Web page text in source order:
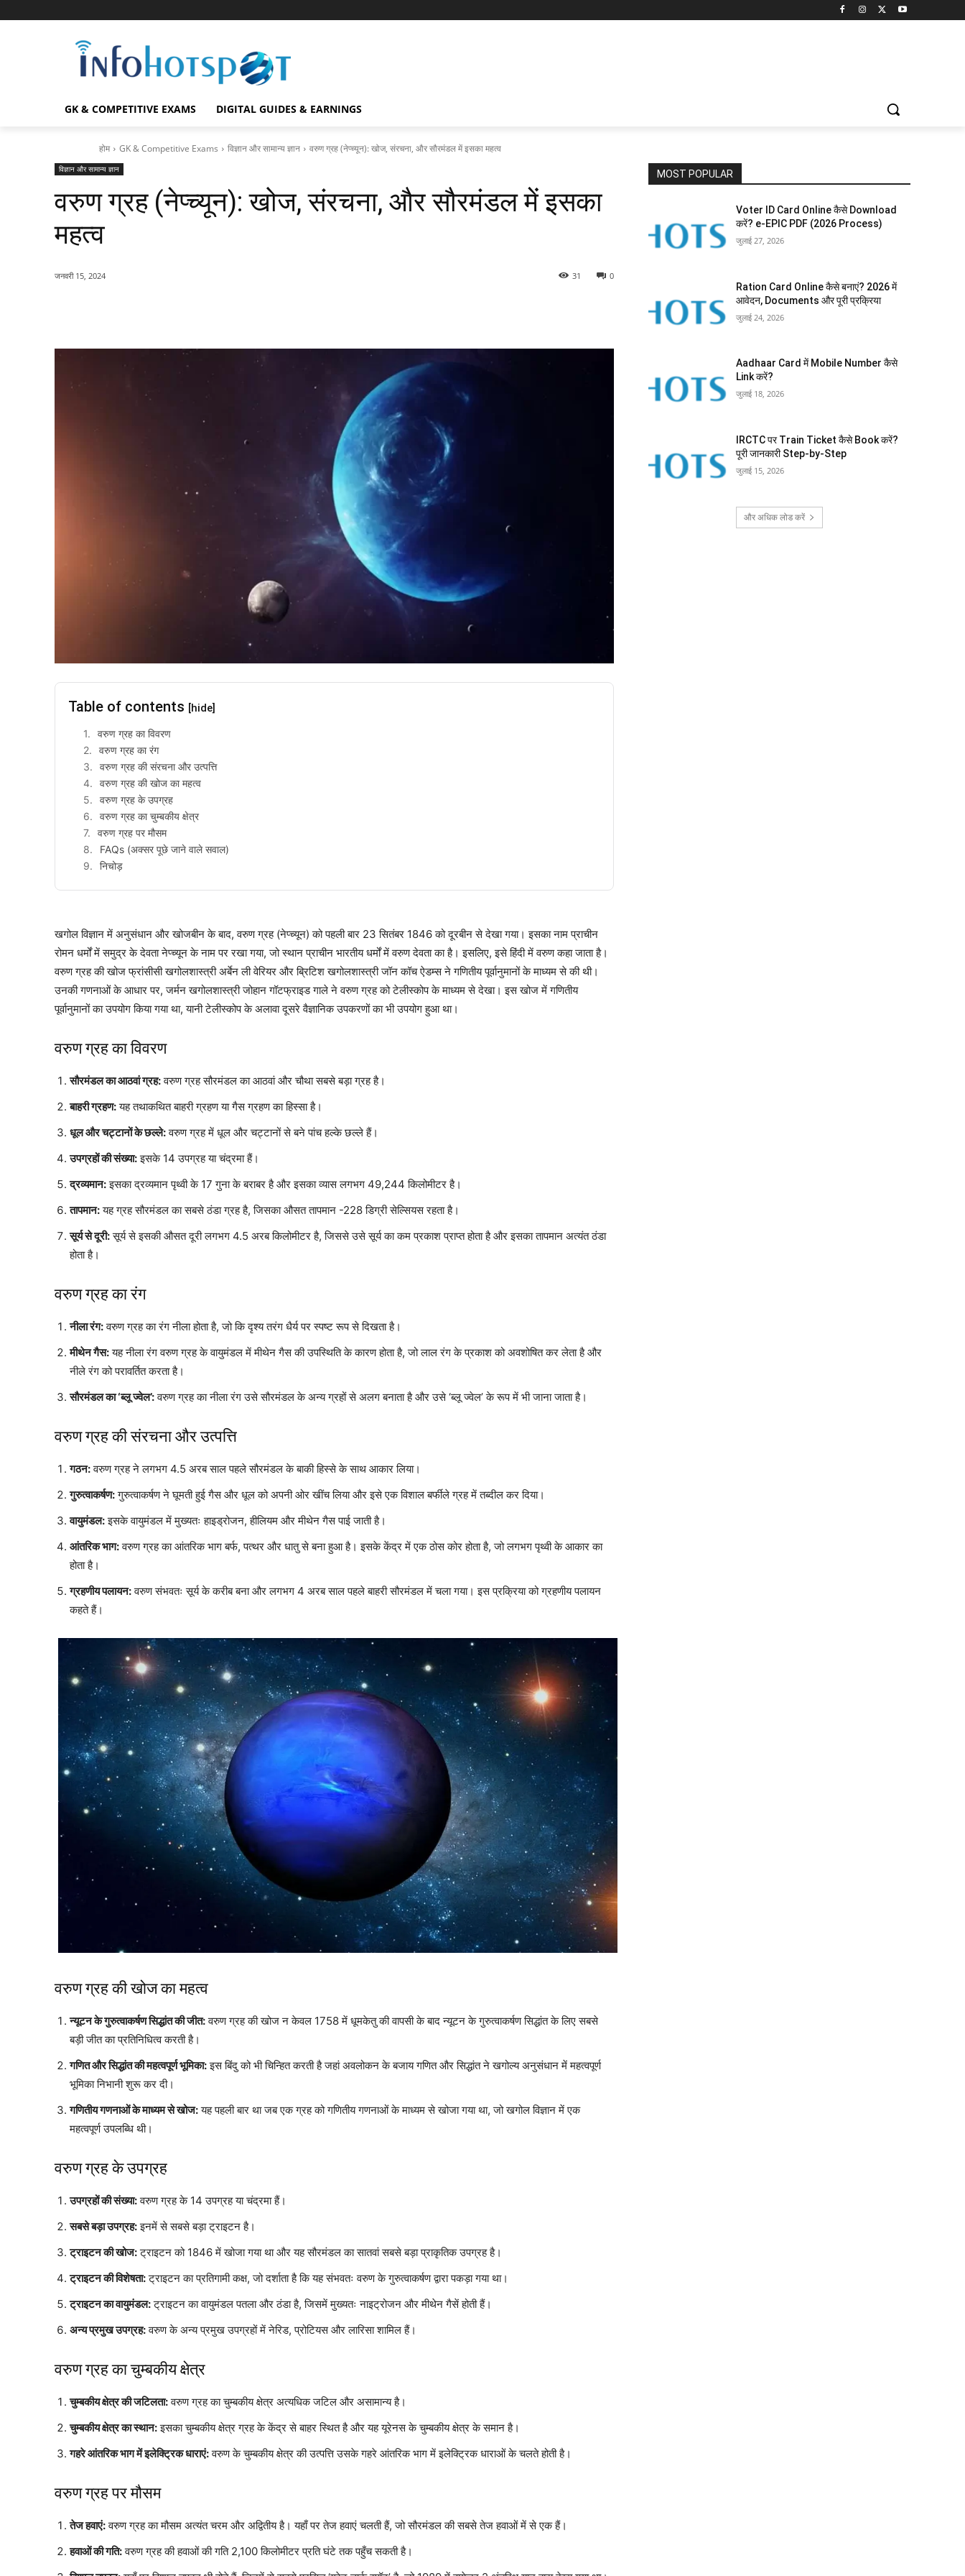
GK & COMPETITIVE EXAMS DIGITAL GUIDES & EARNINGS
होम GK & Competitive Exams विज्ञान और सामान्य ज्ञान वरुण ग्रह (नेप्च्यून): खोज, संरचना, और सौरमंडल में इसका महत्व
विज्ञान और सामान्य ज्ञान
वरुण ग्रह (नेप्च्यून): खोज, संरचना, और सौरमंडल में इसका
महत्व
जनवरी 15, 2024 0
31
Table of contents [hide]
वरुण ग्रह का विवरण
वरुण ग्रह का रंग
वरुण ग्रह की संरचना और उत्पत्ति
वरुण ग्रह की खोज का महत्व
वरुण ग्रह के उपग्रह
वरुण ग्रह का चुम्बकीय क्षेत्र
वरुण ग्रह पर मौसम
FAQs (अक्सर पूछे जाने वाले सवाल)
निचोड़
खगोल विज्ञान में अनुसंधान और खोजबीन के बाद, वरुण ग्रह (नेप्च्यून) को पहली बार 23 सितंबर 1846 को दूरबीन से देखा गया। इसका नाम प्राचीन
रोमन धर्मों में समुद्र के देवता नेप्च्यून के नाम पर रखा गया, जो स्थान प्राचीन भारतीय धर्मों में वरुण देवता का है। इसलिए, इसे हिंदी में वरुण कहा जाता है।
वरुण ग्रह की खोज फ्रांसीसी खगोलशास्त्री अर्बेन ली वेरियर और ब्रिटिश खगोलशास्त्री जॉन कॉच ऐडम्स ने गणितीय पूर्वानुमानों के माध्यम से की थी।
उनकी गणनाओं के आधार पर, जर्मन खगोलशास्त्री जोहान गॉटफ्राइड गाले ने वरुण ग्रह को टेलीस्कोप के माध्यम से देखा। इस खोज में गणितीय
पूर्वानुमानों का उपयोग किया गया था, यानी टेलीस्कोप के अलावा दूसरे वैज्ञानिक उपकरणों का भी उपयोग हुआ था।
वरुण ग्रह का विवरण
सौरमंडल का आठवां ग्रह:वरुण ग्रह सौरमंडल का आठवां और चौथा सबसे बड़ा ग्रह है।
बाहरी ग्रहण:यह तथाकथित बाहरी ग्रहण या गैस ग्रहण का हिस्सा है।
धूल और चट्टानों के छल्ले:वरुण ग्रह में धूल और चट्टानों से बने पांच हल्के छल्ले हैं।
उपग्रहों की संख्या:इसके 14 उपग्रह या चंद्रमा हैं।
द्रव्यमान:इसका द्रव्यमान पृथ्वी के 17 गुना के बराबर है और इसका व्यास लगभग 49,244 किलोमीटर है।
तापमान:यह ग्रह सौरमंडल का सबसे ठंडा ग्रह है, जिसका औसत तापमान -228 डिग्री सेल्सियस रहता है।
सूर्य से दूरी:सूर्य से इसकी औसत दूरी लगभग 4.5 अरब किलोमीटर है, जिससे उसे सूर्य का कम प्रकाश प्राप्त होता है और इसका तापमान अत्यंत ठंडा
होता है।
वरुण ग्रह का रंग
नीला रंग:वरुण ग्रह का रंग नीला होता है, जो कि दृश्य तरंग धैर्य पर स्पष्ट रूप से दिखता है।
मीथेन गैस:यह नीला रंग वरुण ग्रह के वायुमंडल में मीथेन गैस की उपस्थिति के कारण होता है, जो लाल रंग के प्रकाश को अवशोषित कर लेता है और
नीले रंग को परावर्तित करता है।
सौरमंडल का ‘ब्लू ज्वेल’:वरुण ग्रह का नीला रंग उसे सौरमंडल के अन्य ग्रहों से अलग बनाता है और उसे ‘ब्लू ज्वेल’ के रूप में भी जाना जाता है।
वरुण ग्रह की संरचना और उत्पत्ति
गठन:वरुण ग्रह ने लगभग 4.5 अरब साल पहले सौरमंडल के बाकी हिस्से के साथ आकार लिया।
गुरुत्वाकर्षण:गुरुत्वाकर्षण ने घूमती हुई गैस और धूल को अपनी ओर खींच लिया और इसे एक विशाल बर्फीले ग्रह में तब्दील कर दिया।
वायुमंडल:इसके वायुमंडल में मुख्यतः हाइड्रोजन, हीलियम और मीथेन गैस पाई जाती है।
आंतरिक भाग:वरुण ग्रह का आंतरिक भाग बर्फ, पत्थर और धातु से बना हुआ है। इसके केंद्र में एक ठोस कोर होता है, जो लगभग पृथ्वी के आकार का
होता है।
ग्रहणीय पलायन:वरुण संभवतः सूर्य के करीब बना और लगभग 4 अरब साल पहले बाहरी सौरमंडल में चला गया। इस प्रक्रिया को ग्रहणीय पलायन
कहते हैं।
वरुण ग्रह की खोज का महत्व
न्यूटन के गुरुत्वाकर्षण सिद्धांत की जीत:वरुण ग्रह की खोज न केवल 1758 में धूमकेतु की वापसी के बाद न्यूटन के गुरुत्वाकर्षण सिद्धांत के लिए सबसे
बड़ी जीत का प्रतिनिधित्व करती है।
गणित और सिद्धांत की महत्वपूर्ण भूमिका:इस बिंदु को भी चिन्हित करती है जहां अवलोकन के बजाय गणित और सिद्धांत ने खगोल्य अनुसंधान में महत्वपूर्ण
भूमिका निभानी शुरू कर दी।
गणितीय गणनाओं के माध्यम से खोज:यह पहली बार था जब एक ग्रह को गणितीय गणनाओं के माध्यम से खोजा गया था, जो खगोल विज्ञान में एक
महत्वपूर्ण उपलब्धि थी।
वरुण ग्रह के उपग्रह
उपग्रहों की संख्या:वरुण ग्रह के 14 उपग्रह या चंद्रमा हैं।
सबसे बड़ा उपग्रह:इनमें से सबसे बड़ा ट्राइटन है।
ट्राइटन की खोज:ट्राइटन को 1846 में खोजा गया था और यह सौरमंडल का सातवां सबसे बड़ा प्राकृतिक उपग्रह है।
ट्राइटन की विशेषता:ट्राइटन का प्रतिगामी कक्ष, जो दर्शाता है कि यह संभवतः वरुण के गुरुत्वाकर्षण द्वारा पकड़ा गया था।
ट्राइटन का वायुमंडल:ट्राइटन का वायुमंडल पतला और ठंडा है, जिसमें मुख्यतः नाइट्रोजन और मीथेन गैसें होती हैं।
अन्य प्रमुख उपग्रह:वरुण के अन्य प्रमुख उपग्रहों में नेरिड, प्रोटियस और लारिसा शामिल हैं।
वरुण ग्रह का चुम्बकीय क्षेत्र
चुम्बकीय क्षेत्र की जटिलता:वरुण ग्रह का चुम्बकीय क्षेत्र अत्यधिक जटिल और असामान्य है।
चुम्बकीय क्षेत्र का स्थान:इसका चुम्बकीय क्षेत्र ग्रह के केंद्र से बाहर स्थित है और यह यूरेनस के चुम्बकीय क्षेत्र के समान है।
गहरे आंतरिक भाग में इलेक्ट्रिक धाराएं:वरुण के चुम्बकीय क्षेत्र की उत्पत्ति उसके गहरे आंतरिक भाग में इलेक्ट्रिक धाराओं के चलते होती है।
वरुण ग्रह पर मौसम
तेज हवाएं:वरुण ग्रह का मौसम अत्यंत चरम और अद्वितीय है। यहाँ पर तेज हवाएं चलती हैं, जो सौरमंडल की सबसे तेज हवाओं में से एक हैं।
हवाओं की गति:वरुण ग्रह की हवाओं की गति 2,100 किलोमीटर प्रति घंटे तक पहुँच सकती है।
MOST POPULAR
Voter ID Card Online कैसे Download
करें? e-EPIC PDF (2026 Process)
जुलाई 27, 2026
Ration Card Online कैसे बनाएं? 2026 में
आवेदन, Documents और पूरी प्रक्रिया
जुलाई 24, 2026
Aadhaar Card में Mobile Number कैसे
Link करें?
जुलाई 18, 2026
IRCTC पर Train Ticket कैसे Book करें?
पूरी जानकारी Step-by-Step
जुलाई 15, 2026
और अधिक लोड करें